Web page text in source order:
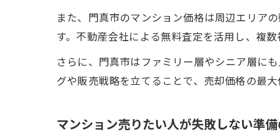
また、門真市のマンション価格は周辺エリア
す。不動産会社による無料査定を活用し、複
さらに、門真市はファミリー層やシニア層に
グや販売戦略を立てることで、売却価格の最
マンション売りたい人が失敗しない準